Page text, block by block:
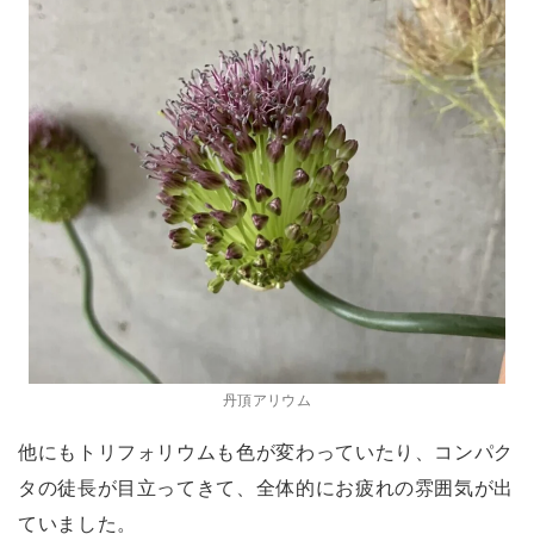
丹頂アリウム
他にもトリフォリウムも色が変わっていたり、コンパク
タの徒長が目立ってきて、全体的にお疲れの雰囲気が出
ていました。